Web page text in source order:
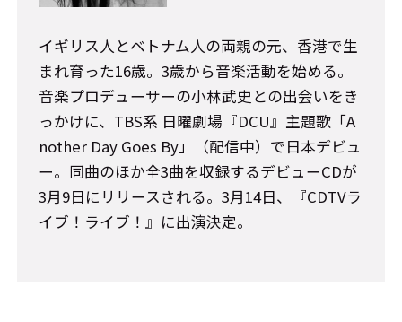
イギリス人とベトナム人の両親の元、香港で生
まれ育った16歳。3歳から音楽活動を始める。
音楽プロデューサーの小林武史との出会いをき
っかけに、TBS系 日曜劇場『DCU』主題歌「A
nother Day Goes By」（配信中）で日本デビュ
ー。同曲のほか全3曲を収録するデビューCDが
3月9日にリリースされる。3月14日、『CDTVラ
イブ！ライブ！』に出演決定。